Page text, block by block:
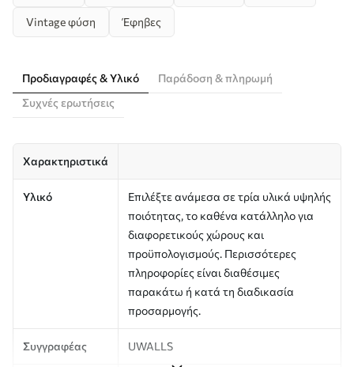
Vintage φύση Έφηβες
Προδιαγραφές & Υλικό
Παράδοση & πληρωμή
Συχνές ερωτήσεις
Χαρακτηριστικά
Υλικό
Επιλέξτε ανάμεσα σε τρία υλικά υψηλής
ποιότητας, το καθένα κατάλληλο για
διαφορετικούς χώρους και
προϋπολογισμούς. Περισσότερες
πληροφορίες είναι διαθέσιμες
παρακάτω ή κατά τη διαδικασία
προσαρμογής.
Συγγραφέας UWALLS